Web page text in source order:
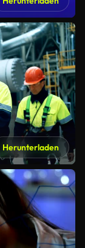
Herunterladen